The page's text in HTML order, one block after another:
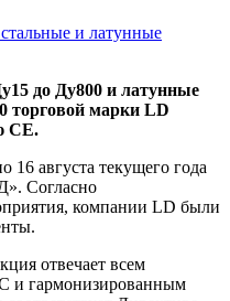
до Ду800 и латунные
торговой марки LD
CE.
16 августа текущего года
Согласно
компании LD были
отвечает всем
и гармонизированным